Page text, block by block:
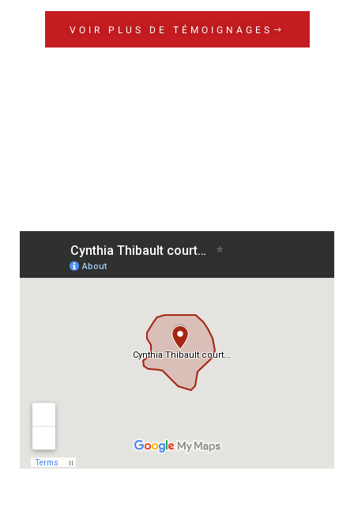
VOIR PLUS DE TÉMOIGNAGES